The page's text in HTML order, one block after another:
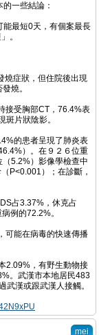
一些結論：
最短0天，有個案最長
。
燒症狀，但住院後出現
燒。
接受胸部CT，76.4%表
片狀陰影。
的患者呈現了肺炎表
）。在９２６位重
5.2%）影像學檢查中
P<0.001）；在診斷，
占3.37%，休克占
例的72.2%。
可能在病毒的快速傳播
2.09%，有野生動物接
。武漢市本地居民483
漢或跟武漢人接觸。
mei